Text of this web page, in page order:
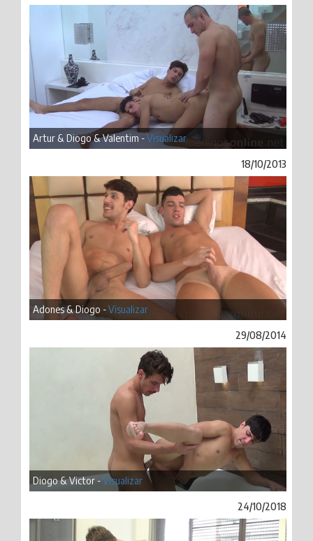
Artur & Diogo & Valentim -Visualizar
18/10/2013
Adones & Diogo -Visualizar
29/08/2014
Diogo & Victor -Visualizar
24/10/2018